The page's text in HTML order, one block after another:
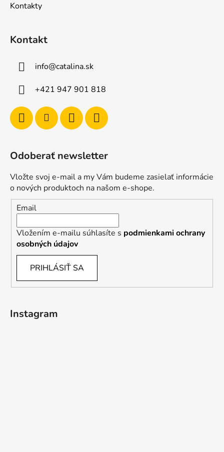
Kontakty
Kontakt
info@catalina.sk
+421 947 901 818
Odoberať newsletter
Vložte svoj e-mail a my Vám budeme zasielať informácie
o nových produktoch na našom e-shope.
Email
Vložením e-mailu súhlasíte s podmienkami ochrany
osobných údajov
PRIHLÁSIŤ SA
Instagram